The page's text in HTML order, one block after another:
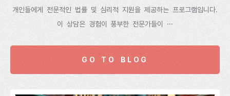
개인들에게 전문적인 법률 및 심리적 지원을 제공하는 프로그램입니다.
이 상담은 경험이 풍부한 전문가들이 ···
GO TO BLOG